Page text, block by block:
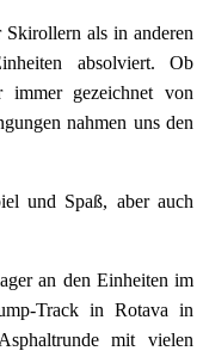
als in anderen
absolviert. Ob
immer gezeichnet von
nahmen uns den
und Spaß, aber auch
an den Einheiten im
Track in Rotava in
mit vielen